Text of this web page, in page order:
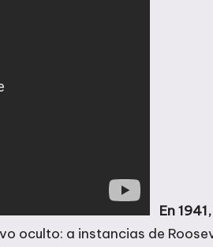
En
oculto: a instancias de